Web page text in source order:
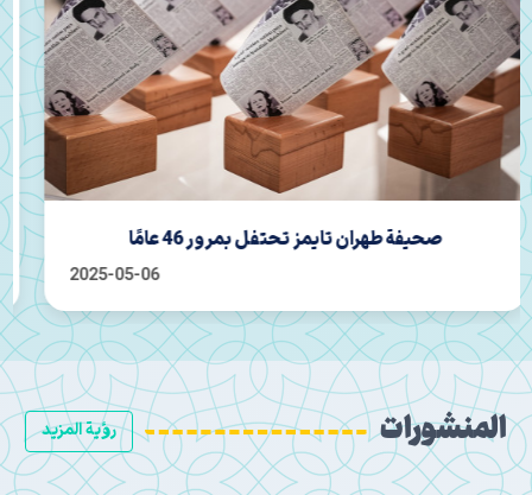
إقامة احتفال محفل في مرقد حافظ الشيرازي
2025-04-22
رؤية المزيد المنشورات